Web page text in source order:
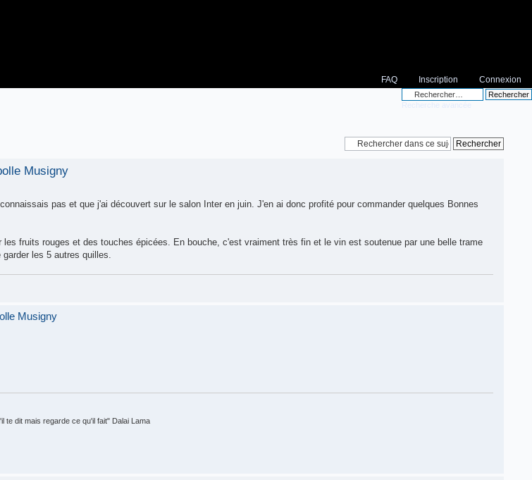
FAQ Inscription Connexion
Recherche avancée
Musigny
pas et que j'ai découvert sur le salon Inter en juin. J'en ai donc profité pour commander quelques Bonnes
fruits rouges et des touches épicées. En bouche, c'est vraiment très fin et le vin est soutenue par une belle trame
les 5 autres quilles.
Musigny
te dit mais regarde ce qu'il fait" Dalai Lama